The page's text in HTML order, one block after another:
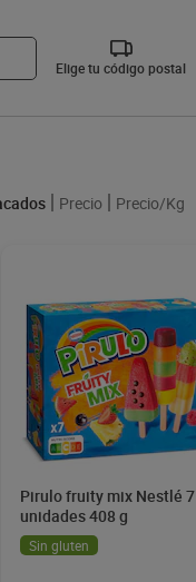
Elige tu código postal
Precio Precio/Kg
Pirulo fruity mix Nestlé 7
unidades 408 g
Sin gluten